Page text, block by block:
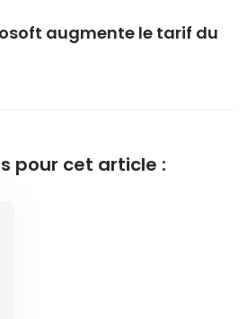
augmente le tarif du
pour cet article :